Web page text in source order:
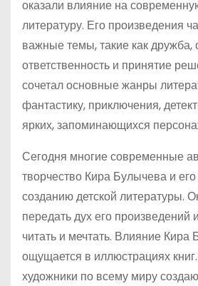
оказали влияние на
литературу. Его произведения
важные темы, такие как дружба,
ответственность и принятие
сочетал основные жанры
фантастику, приключения,
ярких, запоминающихся
Сегодня многие современные
творчество Кира Булычева и
созданию детской литературы.
передать дух его произведений
читать и мечтать. Влияние Кира
ощущается в иллюстрациях
художники по всему миру